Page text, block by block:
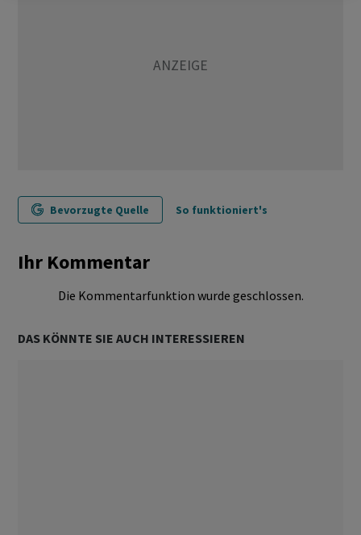
Bevorzugte Quelle So funktioniert's
Ihr Kommentar
Die Kommentarfunktion wurde geschlossen.
DAS KÖNNTE SIE AUCH INTERESSIEREN